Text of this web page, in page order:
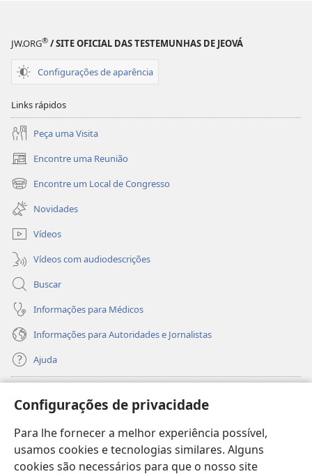
Configurações de privacidade
Para lhe fornecer a melhor experiência possível,
usamos cookies e tecnologias similares. Alguns
cookies são necessários para que o nosso site
Apocalipse
—
vida?
Apocalipse
—
vida?
JW.ORG® / SITE OFICIAL DAS TESTEMUNHAS DE JEOVÁ
Configurações de aparência
Links rápidos
Peça uma Visita
Encontre uma Reunião
(abre
nova
janela)
Encontre um Local de Congresso
(abre
nova
janela)
Novidades
Vídeos
Vídeos com audiodescrições
Buscar
Informações para Médicos
Informações para Autoridades e Jornalistas
Ajuda
(abre
nova
janela)
Biblioteca On-line da Torre de Vigia™
(abre
nova
janela)JW Hub
(abre